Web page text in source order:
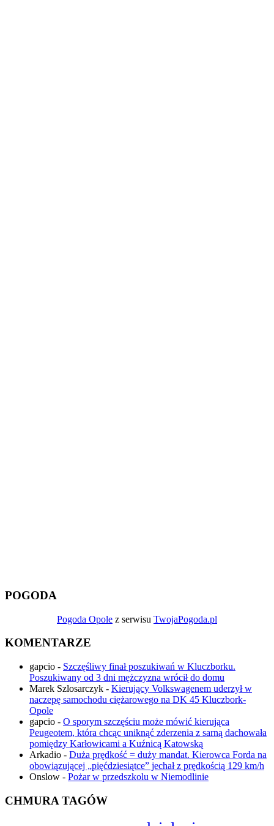
POGODA
Pogoda Opole z serwisu TwojaPogoda.pl
KOMENTARZE
gapcio - Szczęśliwy finał poszukiwań w Kluczborku.
Poszukiwany od 3 dni mężczyzna wrócił do domu
Marek Szlosarczyk - Kierujący Volkswagenem uderzył w
naczepę samochodu ciężarowego na DK 45 Kluczbork-
Opole
gapcio - O sporym szczęściu może mówić kierująca
Peugeotem, która chcąc uniknąć zderzenia z sarną dachowała
pomiędzy Karłowicami a Kuźnicą Katowską
Arkadio - Duża prędkość = duży mandat. Kierowca Forda na
obowiązującej „pięćdziesiątce” jechał z prędkością 129 km/h
Onslow - Pożar w przedszkolu w Niemodlinie
CHMURA TAGÓW